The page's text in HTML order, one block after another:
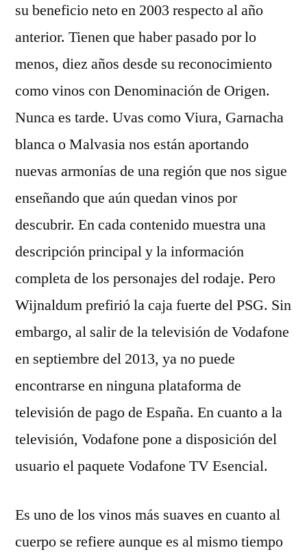
su beneficio neto en 2003 respecto al año
anterior. Tienen que haber pasado por lo
menos, diez años desde su reconocimiento
como vinos con Denominación de Origen.
Nunca es tarde. Uvas como Viura, Garnacha
blanca o Malvasia nos están aportando
nuevas armonías de una región que nos sigue
enseñando que aún quedan vinos por
descubrir. En cada contenido muestra una
descripción principal y la información
completa de los personajes del rodaje. Pero
Wijnaldum prefirió la caja fuerte del PSG. Sin
embargo, al salir de la televisión de Vodafone
en septiembre del 2013, ya no puede
encontrarse en ninguna plataforma de
televisión de pago de España. En cuanto a la
televisión, Vodafone pone a disposición del
usuario el paquete Vodafone TV Esencial.
Es uno de los vinos más suaves en cuanto al
cuerpo se refiere aunque es al mismo tiempo